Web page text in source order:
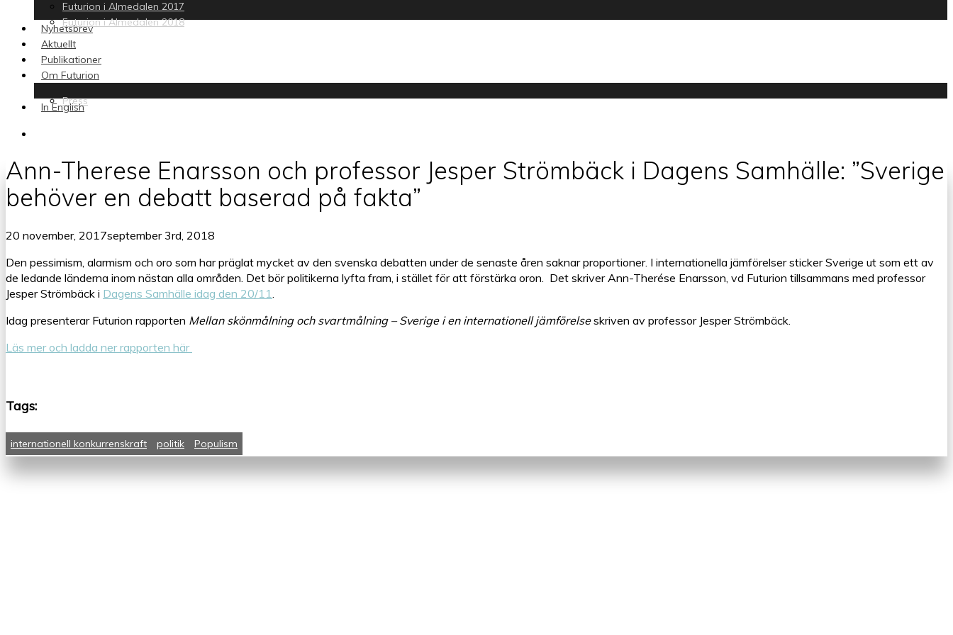
Futurion i Almedalen 2017
Futurion i Almedalen 2018
Nyhetsbrev
Aktuellt
Publikationer
Om Futurion
Press
In English
Ann-Therese Enarsson och professor Jesper Strömbäck i Dagens Samhälle: ”Sverige
behöver en debatt baserad på fakta”
20 november, 2017september 3rd, 2018
Den pessimism, alarmism och oro som har präglat mycket av den svenska debatten under de senaste åren saknar proportioner. I internationella jämförelser sticker Sverige ut som ett av
de ledande länderna inom nästan alla områden. Det bör politikerna lyfta fram, i stället för att förstärka oron. Det skriver Ann-Therése Enarsson, vd Futurion tillsammans med professor
Jesper Strömbäck i Dagens Samhälle idag den 20/11
Idag presenterar Futurion rapporten Mellan skönmålning och svartmålning – Sverige i en internationell jämförelseskriven av professor Jesper Strömbäck.
Läs mer och ladda ner rapporten här
Tags:
internationell konkurrenskraft politik Populism